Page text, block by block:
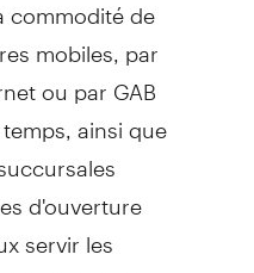
mobiles, par
ou par GAB
ainsi que
d'ouverture
servir les